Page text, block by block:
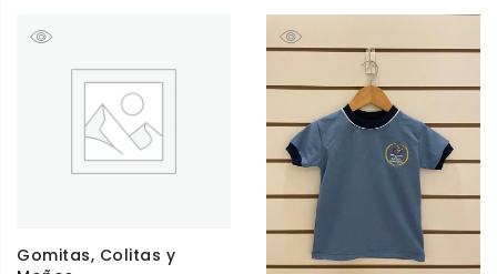
precios:
desde
$42,300
Gomitas, Colitas y